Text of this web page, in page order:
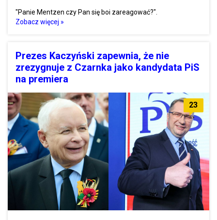
"Panie Mentzen czy Pan się boi zareagować?".
Zobacz więcej »
Prezes Kaczyński zapewnia, że nie
zrezygnuje z Czarnka jako kandydata PiS
na premiera
23